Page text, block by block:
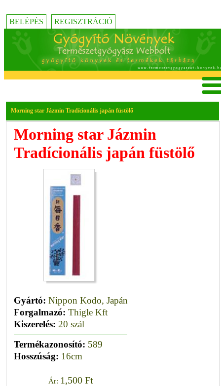
BELÉPÉS REGISZTRÁCIÓ
Morning star Jázmin Tradícionális japán füstölő
Morning star Jázmin
Tradícionális japán füstölő
Gyártó: Nippon Kodo, Japán
Forgalmazó: Thigle Kft
Kiszerelés: 20 szál
Termékazonosító: 589
Hosszúság: 16cm
Ár: 1,500 Ft